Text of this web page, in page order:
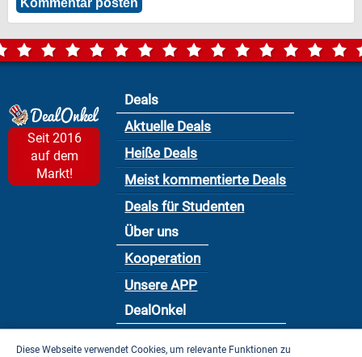
Seit 2016
auf dem
Markt!
Deals
Aktuelle Deals
Heiße Deals
Meist kommentierte Deals
Deals für Studenten
Über uns
Kooperation
Unsere APP
DealOnkel
Diese Webseite verwendet Cookies, um relevante Funktionen zu